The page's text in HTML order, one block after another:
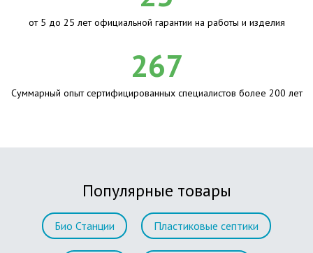
от 5 до 25 лет официальной гарантии на работы и изделия
267
Суммарный опыт сертифицированных специалистов более 200 лет
Популярные товары
Био Станции Пластиковые септики